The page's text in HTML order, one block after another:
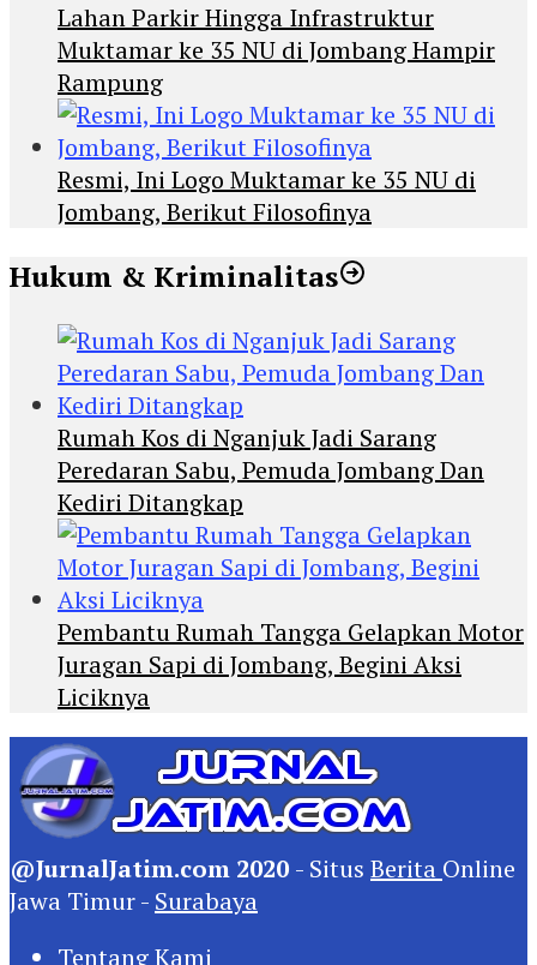
Lahan Parkir Hingga Infrastruktur
Muktamar ke 35 NU di Jombang Hampir
Rampung
Resmi, Ini Logo Muktamar ke 35 NU di
Jombang, Berikut Filosofinya
Hukum & Kriminalitas
Rumah Kos di Nganjuk Jadi Sarang
Peredaran Sabu, Pemuda Jombang Dan
Kediri Ditangkap
Pembantu Rumah Tangga Gelapkan Motor
Juragan Sapi di Jombang, Begini Aksi
Liciknya
@JurnalJatim.com 2020 - Situs Berita Online
Jawa Timur - Surabaya
Tentang Kami